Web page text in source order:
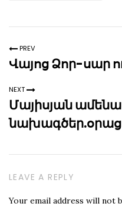
PREV
Վայոց Ձոր-սար
NEXT
Մայիսյան
LEAVE A REPLY
Your email address will not